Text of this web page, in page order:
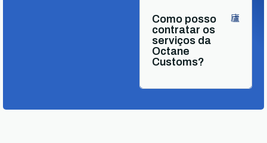
Como posso
contratar os
serviços da
Octane
Customs?